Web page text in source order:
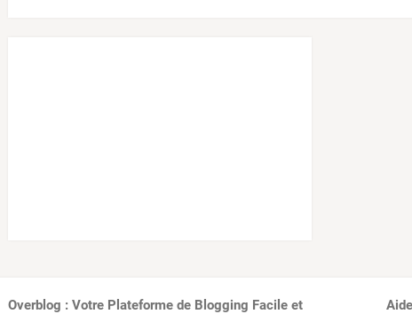
Overblog : Votre Plateforme de Blogging Facile et
Aide